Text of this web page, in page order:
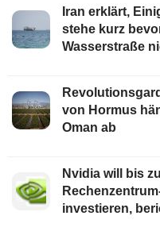
Iran erklärt,
stehe kurz
Wasserstraße
von Hormus
Oman ab
Nvidia will bis
investieren,